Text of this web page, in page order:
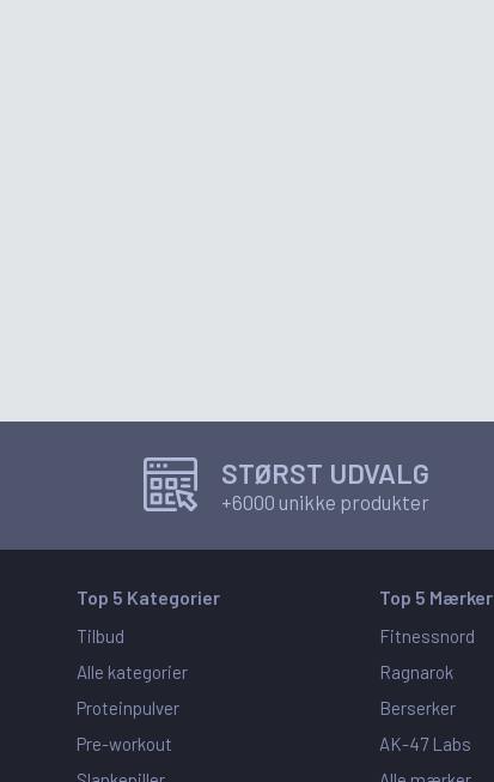
STØRST UDVALG
+6000 unikke produkter
Top 5 Kategorier
Tilbud
Alle kategorier
Proteinpulver
Pre-workout
Top 5 Mærker
Fitnessnord
Ragnarok
Berserker
AK-47 Labs